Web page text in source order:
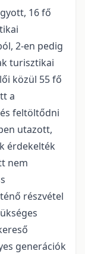
16 fő
2-en pedig
turisztikai
közül 55 fő
a
feltöltődni
utazott,
érdekelték
nem
részvétel
generációk